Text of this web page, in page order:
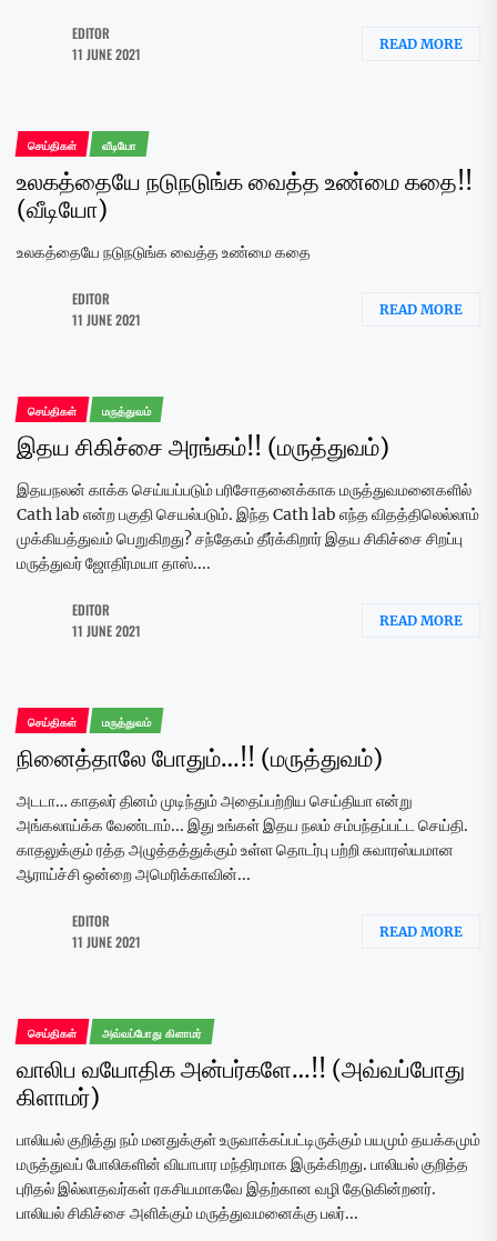
EDITOR
11 JUNE 2021
READ MORE
செய்திகள் வீடியோ
உலகத்தையே நடுநடுங்க வைத்த உண்மை கதை!!
(வீடியோ)
உலகத்தையே நடுநடுங்க வைத்த உண்மை கதை
EDITOR
11 JUNE 2021
READ MORE
செய்திகள் மருத்துவம்
இதய சிகிச்சை அரங்கம்!! (மருத்துவம்)
இதயநலன் காக்க செய்யப்படும் பரிசோதனைக்காக மருத்துவமனைகளில்
Cath lab என்ற பகுதி செயல்படும். இந்த Cath lab எந்த விதத்திலெல்லாம்
முக்கியத்துவம் பெறுகிறது? சந்தேகம் தீர்க்கிறார் இதய சிகிச்சை சிறப்பு
மருத்துவர் ஜோதிர்மயா தாஸ்....
EDITOR
11 JUNE 2021
READ MORE
செய்திகள் மருத்துவம்
நினைத்தாலே போதும்…!! (மருத்துவம்)
அடடா… காதலர் தினம் முடிந்தும் அதைப்பற்றிய செய்தியா என்று
அங்கலாய்க்க வேண்டாம்... இது உங்கள் இதய நலம் சம்பந்தப்பட்ட செய்தி.
காதலுக்கும் ரத்த அழுத்தத்துக்கும் உள்ள தொடர்பு பற்றி சுவாரஸ்யமான
ஆராய்ச்சி ஒன்றை அமெரிக்காவின்...
EDITOR
11 JUNE 2021
READ MORE
செய்திகள் அவ்வப்போது கிளாமர்
வாலிப வயோதிக அன்பர்களே…!! (அவ்வப்போது
கிளாமர்)
பாலியல் குறித்து நம் மனதுக்குள் உருவாக்கப்பட்டிருக்கும் பயமும் தயக்கமும்
மருத்துவப் போலிகளின் வியாபார மந்திரமாக இருக்கிறது. பாலியல் குறித்த
புரிதல் இல்லாதவர்கள் ரகசியமாகவே இதற்கான வழி தேடுகின்றனர்.
பாலியல் சிகிச்சை அளிக்கும் மருத்துவமனைக்கு பலர்...